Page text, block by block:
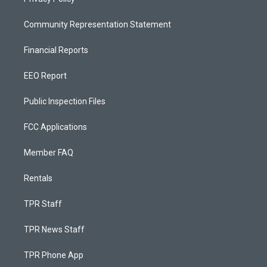
Community Representation Statement
Financial Reports
EEO Report
Public Inspection Files
FCC Applications
Member FAQ
Rentals
TPR Staff
TPR News Staff
TPR Phone App